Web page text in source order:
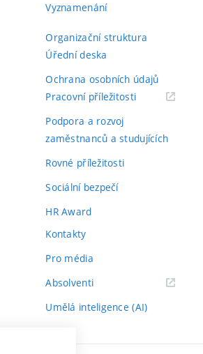
Vyznamenání
Organizační struktura
Úřední deska
Ochrana osobních údajů
Pracovní příležitosti(externí
Podpora a rozvoj
zaměstnanců a studujících
Rovné příležitosti
Sociální bezpečí
HR Award
Kontakty
Pro média
Absolventi(externí
Umělá inteligence (AI)